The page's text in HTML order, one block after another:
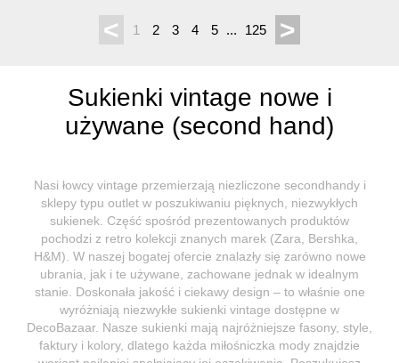
< 1 2 3 4 5 ... 125 >
Sukienki vintage nowe i
używane (second hand)
Nasi łowcy vintage przemierzają niezliczone secondhandy i
sklepy typu outlet w poszukiwaniu pięknych, niezwykłych
sukienek. Część spośród prezentowanych produktów
pochodzi z retro kolekcji znanych marek (Zara, Bershka,
H&M). W naszej bogatej ofercie znalazły się zarówno nowe
ubrania, jak i te używane, zachowane jednak w idealnym
stanie. Doskonała jakość i ciekawy design – to właśnie one
wyróżniają niezwykłe sukienki vintage dostępne w
DecoBazaar. Nasze sukienki mają najróżniejsze fasony, style,
faktury i kolory, dlatego każda miłośniczka mody znajdzie